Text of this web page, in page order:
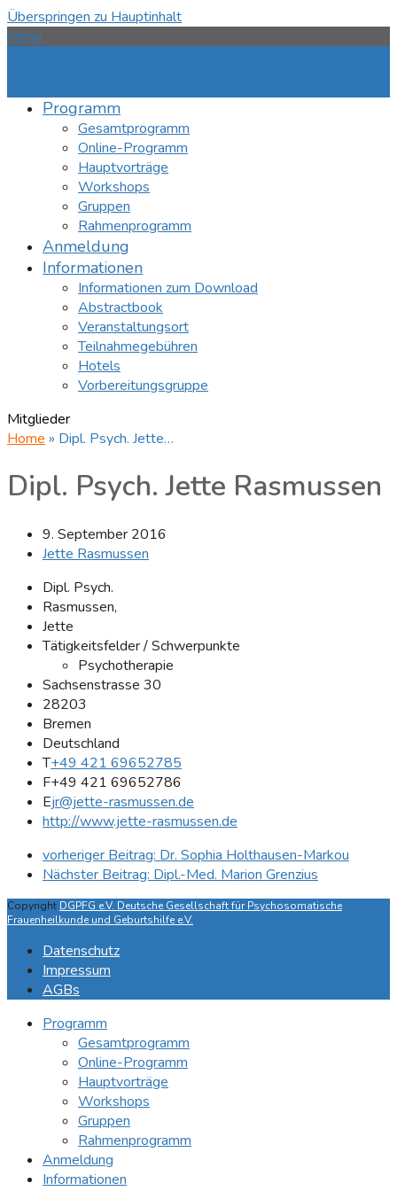
Überspringen zu Hauptinhalt
Menü
Programm
Gesamtprogramm
Online-Programm
Hauptvorträge
Workshops
Gruppen
Rahmenprogramm
Anmeldung
Informationen
Informationen zum Download
Abstractbook
Veranstaltungsort
Teilnahmegebühren
Hotels
Vorbereitungsgruppe
Mitglieder
Home » Dipl. Psych. Jette…
Dipl. Psych. Jette Rasmussen
9. September 2016
Jette Rasmussen
Dipl. Psych.
Rasmussen,
Jette
Tätigkeitsfelder / Schwerpunkte
Psychotherapie
Sachsenstrasse 30
28203
Bremen
Deutschland
T+49 421 69652785
F+49 421 69652786
Ejr@jette-rasmussen.de
http://www.jette-rasmussen.de
vorheriger Beitrag: Dr. Sophia Holthausen-Markou
Nächster Beitrag: Dipl.-Med. Marion Grenzius
Copyright DGPFG e.V. Deutsche Gesellschaft für Psychosomatische
Frauenheilkunde und Geburtshilfe e.V.
Datenschutz
Impressum
AGBs
Programm
Gesamtprogramm
Online-Programm
Hauptvorträge
Workshops
Gruppen
Rahmenprogramm
Anmeldung
Informationen